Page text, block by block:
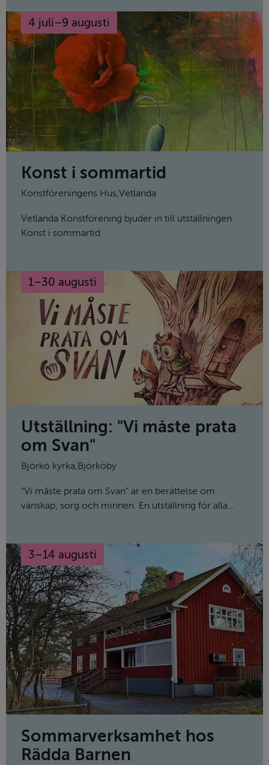
4 juli– till
9 augusti
Konst i sommartid
Konstföreningens Hus,Vetlanda
Vetlanda Konstförening bjuder in till utställningen
Konst i sommartid.
1– till
30 augusti
Utställning: "Vi måste prata
om Svan"
Björkö kyrka,Björköby
"Vi måste prata om Svan" är en berättelse om
vänskap, sorg och minnen. En utställning för alla
3– till
14 augusti
Sommarverksamhet hos
Rädda Barnen